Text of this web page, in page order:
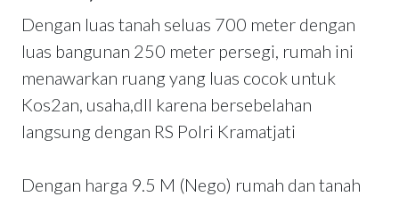
Dengan luas tanah seluas 700 meter dengan
luas bangunan 250 meter persegi, rumah ini
menawarkan ruang yang luas cocok untuk
Kos2an, usaha,dll karena bersebelahan
langsung dengan RS Polri Kramatjati
Dengan harga 9.5 M (Nego) rumah dan tanah